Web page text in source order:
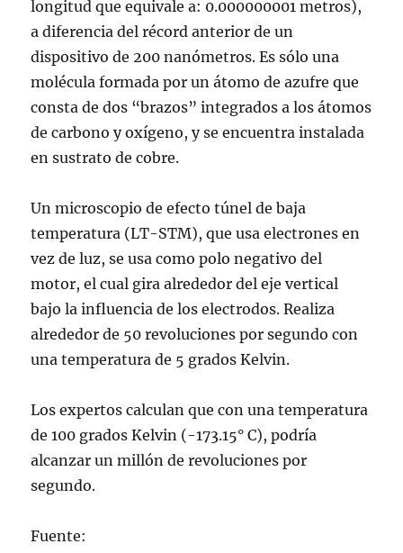
longitud que equivale a: 0.000000001 metros),
a diferencia del récord anterior de un
dispositivo de 200 nanómetros. Es sólo una
molécula formada por un átomo de azufre que
consta de dos “brazos” integrados a los átomos
de carbono y oxígeno, y se encuentra instalada
en sustrato de cobre.
Un microscopio de efecto túnel de baja
temperatura (LT-STM), que usa electrones en
vez de luz, se usa como polo negativo del
motor, el cual gira alrededor del eje vertical
bajo la influencia de los electrodos. Realiza
alrededor de 50 revoluciones por segundo con
una temperatura de 5 grados Kelvin.
Los expertos calculan que con una temperatura
de 100 grados Kelvin (-173.15° C), podría
alcanzar un millón de revoluciones por
segundo.
Fuente: